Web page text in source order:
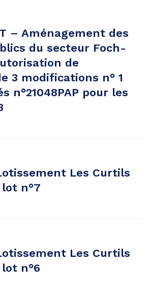
– Aménagement des
du secteur Foch-
de
3 modifications n° 1
n°21048PAP pour les
Les Curtils
n°7
Les Curtils
n°6